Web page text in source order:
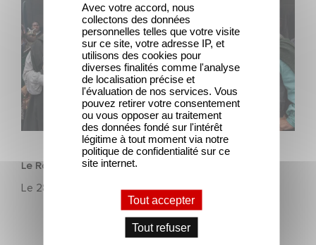
FILM
Le Roi du Game : la nouvelle comédie d'Eric Judor
Le 28 avril 2026
Avec votre accord, nous
collectons des données
personnelles telles que votre visite
sur ce site, votre adresse IP, et
utilisons des cookies pour
diverses finalités comme l'analyse
de localisation précise et
l'évaluation de nos services. Vous
pouvez retirer votre consentement
ou vous opposer au traitement
des données fondé sur l'intérêt
légitime à tout moment via notre
politique de confidentialité sur ce
site internet.
Tout accepter
Tout refuser